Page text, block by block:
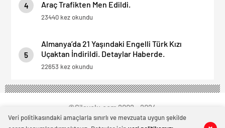
4
Araç Trafikten Men Edildi.
23440 kez okundu
5
Almanya’da 21 Yaşındaki Engelli Türk Kızı
Uçaktan İndirildi. Detaylar Haberde.
22653 kez okundu
©Silayolu.com 2002 - 2024
Veri politikasındaki amaçlarla sınırlı ve mevzuata uygun şekilde